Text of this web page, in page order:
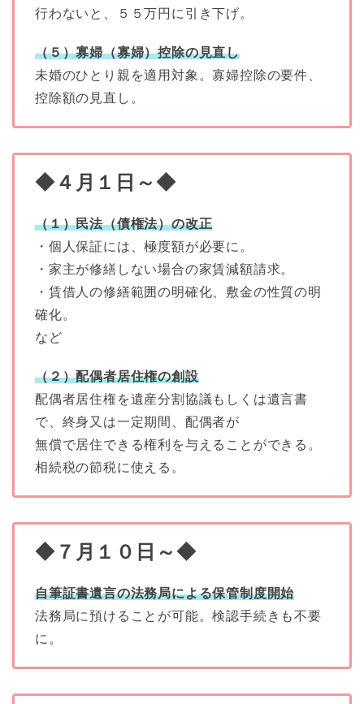
行わないと、５５万円に引き下げ。
（５）寡婦（寡婦）控除の見直し
未婚のひとり親を適用対象。寡婦控除の要件、
控除額の見直し。
◆４月１日～◆
（１）民法（債権法）の改正
・個人保証には、極度額が必要に。
・家主が修繕しない場合の家賃減額請求。
・賃借人の修繕範囲の明確化、敷金の性質の明
確化。
など
（２）配偶者居住権の創設
配偶者居住権を遺産分割協議もしくは遺言書
で、終身又は一定期間、配偶者が
無償で居住できる権利を与えることができる。
相続税の節税に使える。
◆７月１０日～◆
自筆証書遺言の法務局による保管制度開始
法務局に預けることが可能。検認手続きも不要
に。